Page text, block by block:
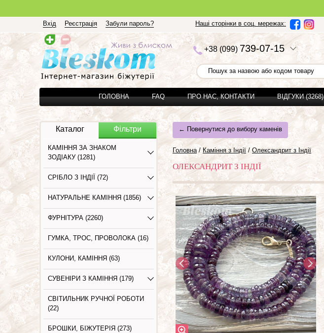
Вхід Реєстрація Забули пароль? Наші сторінки в соц. мережах:
+38 (099)739-07-15
ГОЛОВНА FAQ ПРО НАС, КОНТАКТИ ВІДГУКИ (3268)
Каталог Фільтри
КАМІННЯ ЗА ЗНАКОМ
ЗОДІАКУ (1281)
СРІБЛО З ІНДІЇ (72)
НАТУРАЛЬНЕ КАМІННЯ (1856)
ФУРНІТУРА (2260)
ГУМКА, ТРОС, ПРОВОЛОКА (16)
КУЛОНИ, КАМІННЯ (63)
СУВЕНІРИ З КАМІННЯ (179)
СВІТИЛЬНИК РУЧНОЇ РОБОТИ
(22)
БРОШКИ, БІЖУТЕРІЯ (273)
← Повернутися до вибору каменів
Головна / Камiння з Індії / Олександрит з Індії
ОЛЕКСАНДРИТ З ІНДІЇ